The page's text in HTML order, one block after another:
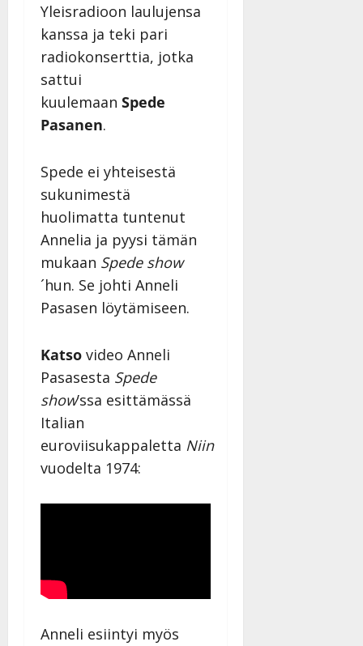
Yleisradioon laulujensa
kanssa ja teki pari
radiokonserttia, jotka
sattui
kuulemaan Spede
Pasanen.
Spede ei yhteisestä
sukunimestä
huolimatta tuntenut
Annelia ja pyysi tämän
mukaan Spede show
´hun. Se johti Anneli
Pasasen löytämiseen.
Katso video Anneli
Pasasesta Spede
show’ssa esittämässä
Italian
euroviisukappaletta Niin
vuodelta 1974:
Anneli esiintyi myös